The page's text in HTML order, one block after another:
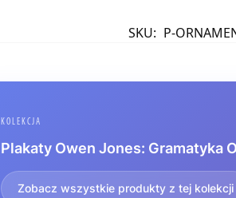
SKU: P-
KOLEKCJA
Plakaty Owen Jones: Gramatyka
Zobacz wszystkie produkty z tej kolekcji